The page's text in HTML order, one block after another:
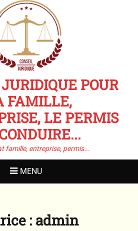
POUR
FAMILLE,
LE PERMIS
famille, entreprise, permis...
MENU
: admin